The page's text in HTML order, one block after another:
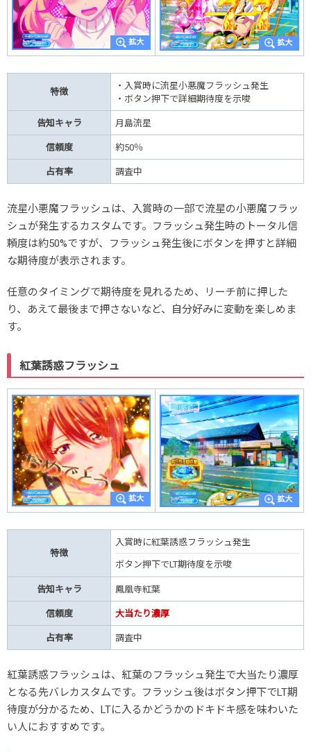
特徴
・入賞時に流星小悪魔フラッシュ発生
・ボタン押下で詳細期待度を示唆
告知キャラ 月島流星
信頼度 約50％
占有率 調査中
流星小悪魔フラッシュは、入賞時の一部で流星の小悪魔フラッ
シュが発生するカスタムです。フラッシュ発生時のトータル信
頼度は約50%ですが、フラッシュ発生後にボタンを押すと詳細
な期待度が表示されます。
任意のタイミングで期待度を見れるため、リーチ前に押した
り、あえて最後まで押さないなど、自分好みに変動を楽しめま
す。
紅葉誘惑フラッシュ
特徴
入賞時に紅葉誘惑フラッシュ発生
ボタン押下でLT期待度を示唆
告知キャラ 鳳凰寺紅葉
信頼度 大当たり濃厚
占有率 調査中
紅葉誘惑フラッシュは、紅葉のフラッシュ発生で大当たり濃厚
となる先バレカスタムです。フラッシュ後はボタン押下でLT期
待度が分かるため、LTに入るかどうかのドキドキ感を味わいた
い人におすすめです。